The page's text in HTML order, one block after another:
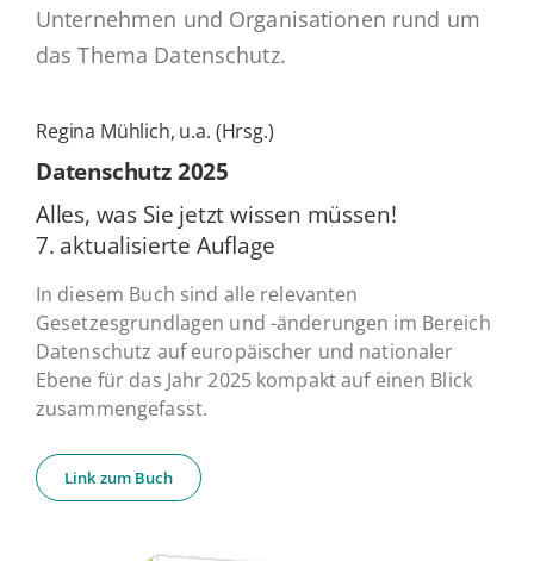
Unternehmen und Organisationen rund um
das Thema Datenschutz.
Regina Mühlich, u.a. (Hrsg.)
Daten­schutz 2025
Alles, was Sie jetzt wissen müssen!
7. ak­tua­li­sier­te Auflage
In diesem Buch sind alle relevanten
Gesetzesgrundlagen und -änderungen im Bereich
Datenschutz auf europäischer und nationaler
Ebene für das Jahr 2025 kompakt auf einen Blick
zusammengefasst.
Link zum Buch